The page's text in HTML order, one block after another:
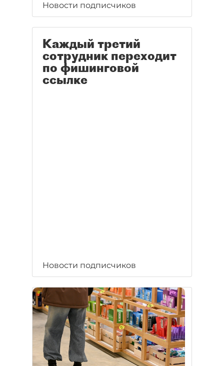
Новости подписчиков
Каждый третий
сотрудник переходит
по фишинговой
ссылке
Новости подписчиков